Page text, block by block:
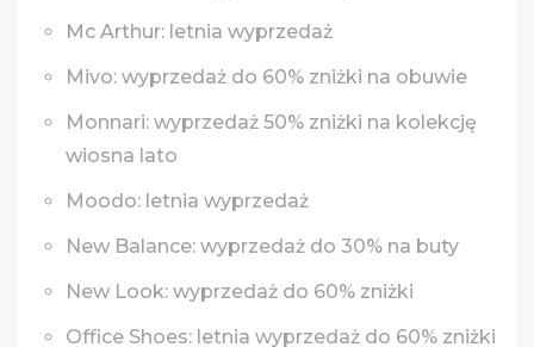
Mc Arthur: letnia wyprzedaż
Mivo: wyprzedaż do 60% zniżki na obuwie
Monnari: wyprzedaż 50% zniżki na kolekcję
wiosna lato
Moodo: letnia wyprzedaż
New Balance: wyprzedaż do 30% na buty
New Look: wyprzedaż do 60% zniżki
Office Shoes: letnia wyprzedaż do 60% zniżki